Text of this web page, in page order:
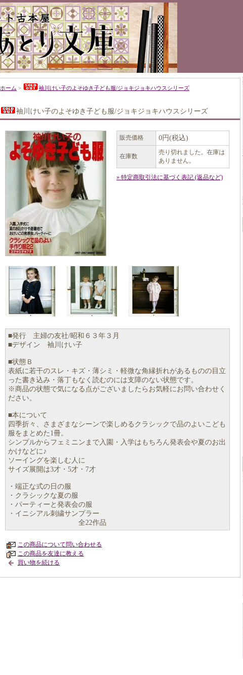
ホーム > 袖川けい子のよそゆき子ども服/ジョキジョキハウスシリーズ
袖川けい子のよそゆき子ども服/ジョキジョキハウスシリーズ
販売価格 0円(税込)
在庫数
売り切れました。在庫は
ありません。
» 特定商取引法に基づく表記 (返品など)
■発行 主婦の友社/昭和６３年３月
■デザイン 袖川けい子
■状態Ｂ
表紙に若干のスレ・キズ・薄シミ・軽微な角縁折れがあるものの目立
った書き込み・落丁もなく読むのには支障のない状態です。
※商品の状態で気になる点がございましたらお気軽にお問い合わせく
ださい。
■本について
四季折々、さまざまなシーンで楽しめるクラシックで品のよいこども
服をまとめた1冊。
シンプルからフェミニンまで入園・入学はもちろん発表会や夏のお出
かけなどに♪
ソーイングを楽しむ人に
サイズ展開は3才・5才・7才
・端正な式の日の服
・クラシックな夏の服
・パーティーと発表会の服
・イニシアル刺繍サンプラー
全22作品
この商品について問い合わせる
この商品を友達に教える
買い物を続ける